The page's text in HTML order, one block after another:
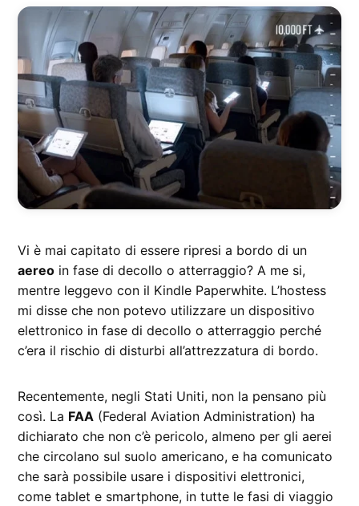
Vi è mai capitato di essere ripresi a bordo di un
aereo in fase di decollo o atterraggio? A me si,
mentre leggevo con il Kindle Paperwhite. L’hostess
mi disse che non potevo utilizzare un dispositivo
elettronico in fase di decollo o atterraggio perché
c’era il rischio di disturbi all’attrezzatura di bordo.
Recentemente, negli Stati Uniti, non la pensano più
così. La FAA (Federal Aviation Administration) ha
dichiarato che non c’è pericolo, almeno per gli aerei
che circolano sul suolo americano, e ha comunicato
che sarà possibile usare i dispositivi elettronici,
come tablet e smartphone, in tutte le fasi di viaggio